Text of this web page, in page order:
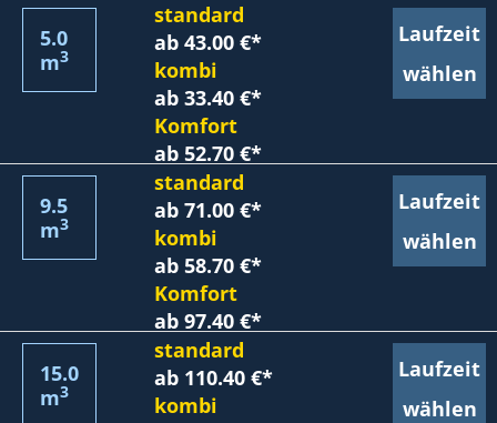
5.0
m3
standard
ab 43.00 €*
kombi
ab 33.40 €*
Komfort
ab 52.70 €*
Laufzeit
wählen
9.5
m3
standard
ab 71.00 €*
kombi
ab 58.70 €*
Komfort
ab 97.40 €*
Laufzeit
wählen
15.0
m3
standard
ab 110.40 €*
kombi
Laufzeit
wählen